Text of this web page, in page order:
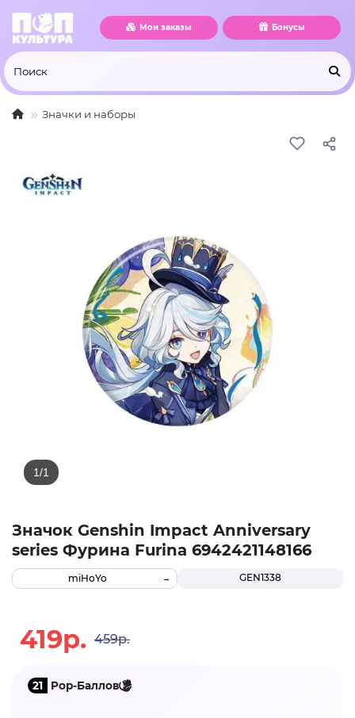
Мои заказы Бонусы
Значки и наборы
Значок Genshin Impact Anniversary
series Фурина Furina 6942421148166
GEN1338
miHoYo
419р. 459р.
21 Pop-Баллов